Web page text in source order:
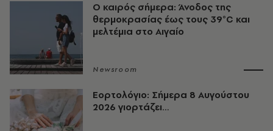
Ο καιρός σήμερα: Άνοδος της
θερμοκρασίας έως τους 39°C και
μελτέμια στο Αιγαίο
Newsroom
Εορτολόγιο: Σήμερα 8 Αυγούστου
2026 γιορτάζει…